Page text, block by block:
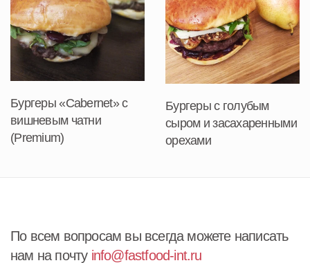
Бургеры «Cabernet» с
вишневым чатни
(Premium)
Бургеры с голубым
сыром и засахаренными
орехами
По всем вопросам вы всегда можете написать
нам на почту info@fastfood-int.ru